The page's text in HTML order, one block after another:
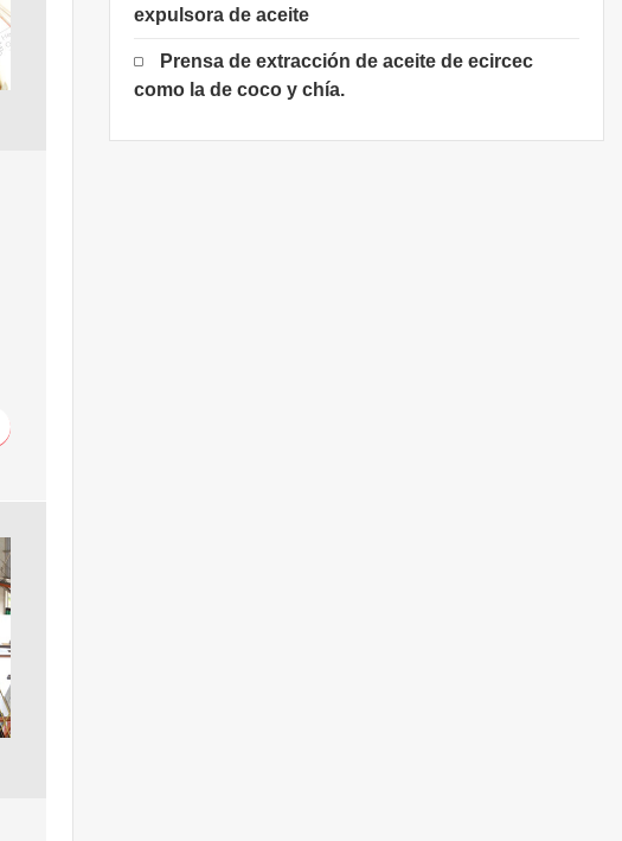
expulsora de aceite
Prensa de extracción de aceite de ecircec
como la de coco y chía.